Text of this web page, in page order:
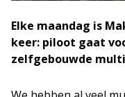
Elke maandag is
keer: piloot gaat
zelfgebouwde